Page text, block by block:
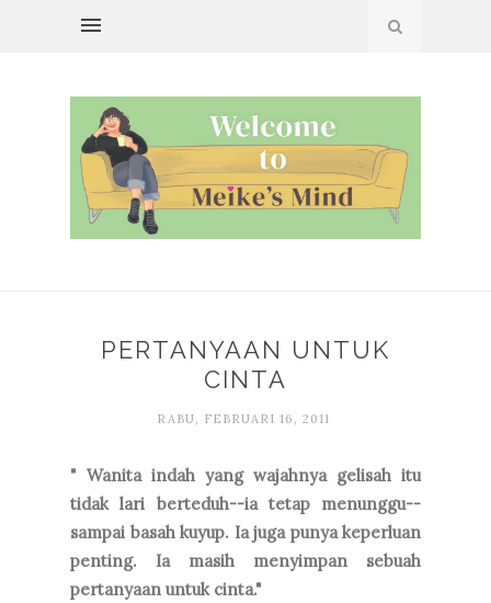
PERTANYAAN UNTUK
CINTA
RABU, FEBRUARI 16, 2011
" Wanita indah yang wajahnya gelisah itu
tidak lari berteduh--ia tetap menunggu--
sampai basah kuyup. Ia juga punya keperluan
penting. Ia masih menyimpan sebuah
pertanyaan untuk cinta."